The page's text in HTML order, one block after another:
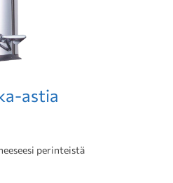
astia
perinteistä